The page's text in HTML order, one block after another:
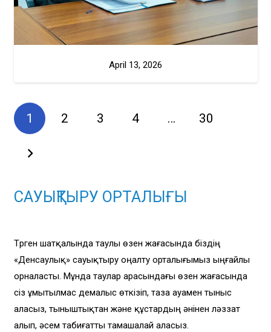
April 13, 2026
1 2 3 4 … 30
САУЫҚТЫРУ ОРТАЛЫҒЫ
Түрген шатқалында таулы өзен жағасында біздің
«Денсаулық» сауықтыру оңалту орталығымыз ыңғайлы
орналасты. Мұнда таулар арасындағы өзен жағасында
сіз ұмытылмас демалыс өткізіп, таза ауамен тыныс
аласыз, тыныштықтан және құстардың әнінен ләззат
алып, әсем табиғатты тамашалай аласыз.